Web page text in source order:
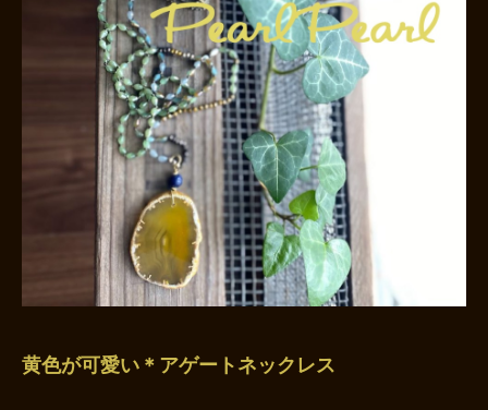
黄色が可愛い＊アゲートネックレス